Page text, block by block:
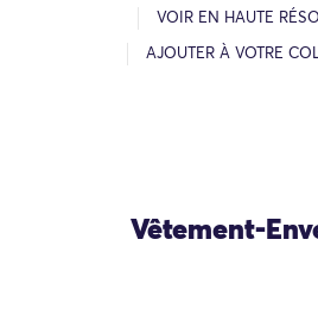
VOIR EN HAUTE
AJOUTER À VOTRE
Vêtement-